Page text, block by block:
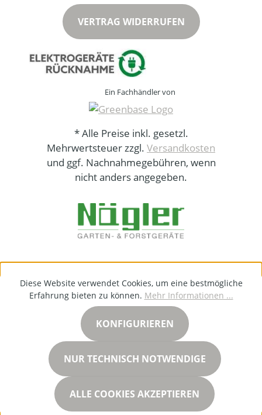
VERTRAG WIDERRUFEN
Ein Fachhändler von
* Alle Preise inkl. gesetzl.
Mehrwertsteuer zzgl. Versandkosten
und ggf. Nachnahmegebühren, wenn
nicht anders angegeben.
Diese Website verwendet Cookies, um eine bestmögliche
Erfahrung bieten zu können. Mehr Informationen ...
NUR TECHNISCH NOTWENDIGE
KONFIGURIEREN
ALLE COOKIES AKZEPTIEREN